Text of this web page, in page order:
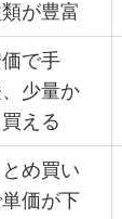
が豊富
で手
少量か
買える
とめ買い
価が下